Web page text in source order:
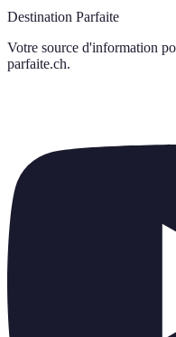
Destination Parfaite
Votre source d'information
parfaite.ch.